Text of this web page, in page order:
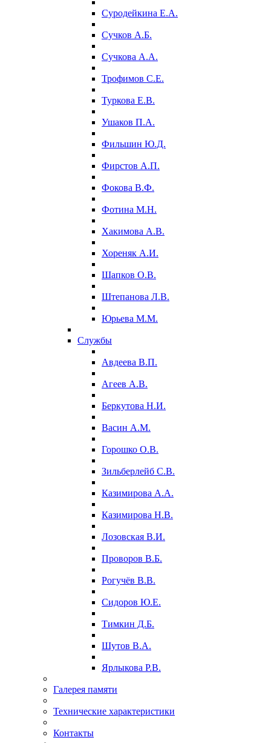
Суродейкина Е.А.
Сучков А.Б.
Сучкова А.А.
Трофимов С.Е.
Туркова Е.В.
Ушаков П.А.
Фильшин Ю.Д.
Фирстов А.П.
Фокова В.Ф.
Фотина М.Н.
Хакимова А.В.
Хореняк А.И.
Шапков О.В.
Штепанова Л.В.
Юрьева М.М.
Службы
Авдеева В.П.
Агеев А.В.
Беркутова Н.И.
Васин А.М.
Горошко О.В.
Зильберлейб С.В.
Казимирова А.А.
Казимирова Н.В.
Лозовская В.И.
Проворов В.Б.
Рогучёв В.В.
Сидоров Ю.Е.
Тимкин Д.Б.
Шутов В.А.
Ярлыкова Р.В.
Галерея памяти
Технические характеристики
Контакты